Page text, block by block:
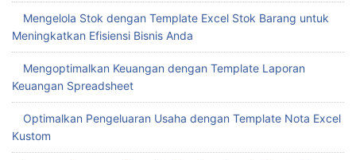
Mengelola Stok dengan Template Excel Stok Barang untuk
Meningkatkan Efisiensi Bisnis Anda
Mengoptimalkan Keuangan dengan Template Laporan
Keuangan Spreadsheet
Optimalkan Pengeluaran Usaha dengan Template Nota Excel
Kustom